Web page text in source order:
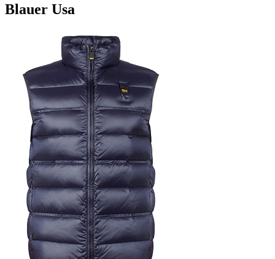
Blauer Usa